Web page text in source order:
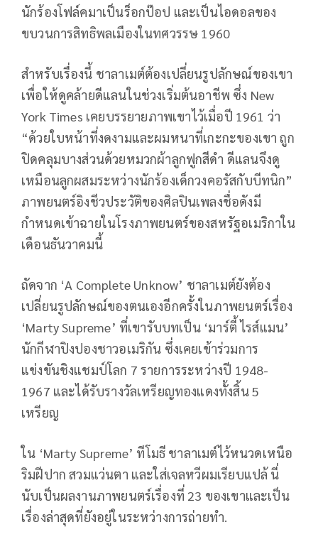
นักร้องโฟล์คมาเป็นร็อกป๊อป และเป็นไอดอลของ
ขบวนการสิทธิพลเมืองในทศวรรษ 1960
สำหรับเรื่องนี้ ชาลาเมต์ต้องเปลี่ยนรูปลักษณ์ของเขา
เพื่อให้ดูคล้ายดีแลนในช่วงเริ่มต้นอาชีพ ซึ่ง New
York Times เคยบรรยายภาพเขาไว้เมื่อปี 1961 ว่า
“ด้วยใบหน้าที่งดงามและผมหนาที่เกะกะของเขา ถูก
ปิดคลุมบางส่วนด้วยหมวกผ้าลูกฟูกสีดำ ดีแลนจึงดู
เหมือนลูกผสมระหว่างนักร้องเด็กวงคอรัสกับบีทนิก”
ภาพยนตร์อิงชีวประวัติของศิลปินเพลงชื่อดังมี
กำหนดเข้าฉายในโรงภาพยนตร์ของสหรัฐอเมริกาใน
เดือนธันวาคมนี้
ถัดจาก ‘A Complete Unknow’ ชาลาเมต์ยังต้อง
เปลี่ยนรูปลักษณ์ของตนเองอีกครั้งในภาพยนตร์เรื่อง
‘Marty Supreme’ ที่เขารับบทเป็น ‘มาร์ตี้ ไรส์แมน’
นักกีฬาปิงปองชาวอเมริกัน ซึ่งเคยเข้าร่วมการ
แข่งขันชิงแชมป์โลก 7 รายการระหว่างปี 1948-
1967 และได้รับรางวัลเหรียญทองแดงทั้งสิ้น 5
เหรียญ
ใน ‘Marty Supreme’ ทีโมธี ชาลาเมต์ไว้หนวดเหนือ
ริมฝีปาก สวมแว่นตา และใส่เจลหวีผมเรียบแปล้ นี่
นับเป็นผลงานภาพยนตร์เรื่องที่ 23 ของเขาและเป็น
เรื่องล่าสุดที่ยังอยู่ในระหว่างการถ่ายทำ.